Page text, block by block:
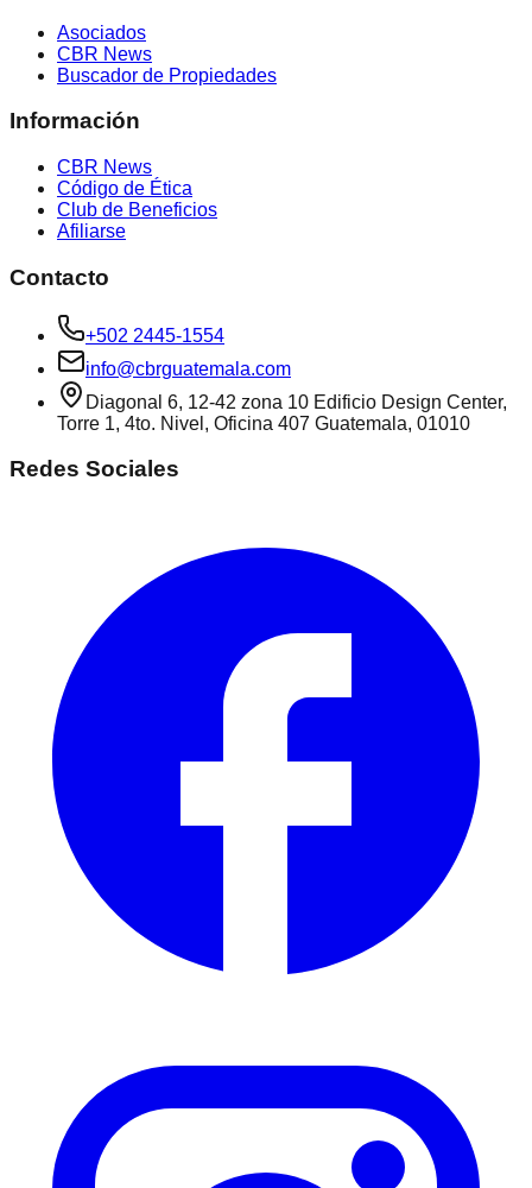
Asociados
CBR News
Buscador de Propiedades
Información
CBR News
Código de Ética
Club de Beneficios
Afiliarse
Contacto
+502 2445-1554
info@cbrguatemala.com
Diagonal 6, 12-42 zona 10 Edificio Design Center,
Torre 1, 4to. Nivel, Oficina 407 Guatemala, 01010
Redes Sociales